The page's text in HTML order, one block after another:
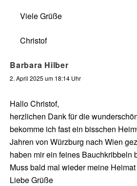
Viele Grüße
Christof
Barbara Hilber
2. April 2025 um 18:14 Uhr
Hallo Christof,
herzlichen Dank für die
bekomme ich fast ein bisschen
Jahren von Würzburg nach Wien
haben mir ein feines Bauchkribbeln
Muss bald mal wieder meine
Liebe Grüße